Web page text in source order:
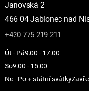
Janovská 2
466 04 Jablonec nad
+420 775 219 211
Út - Pá9:00 - 17:00
So9:00 - 15:00
Ne - Po + státní svátky